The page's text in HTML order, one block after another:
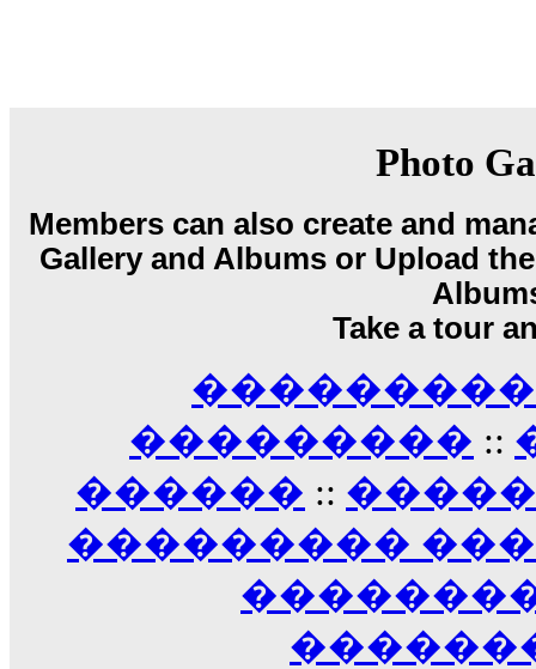
Echo, ���� �� ������� ��
������ �� �����.. "������" ���
15:33
��������� ����, ���������
����� ��������� ��
������! ��� ������ �� �����...
������� ���� ���� ������;
Photo
Members can also create and
Gallery and Albums or Upload
Take a tour
���������
��������� ::
������ ::
���������